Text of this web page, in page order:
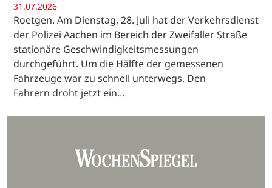
31.07.2026
Roetgen. Am Dienstag, 28. Juli hat der Verkehrsdienst
der Polizei Aachen im Bereich der Zweifaller Straße
stationäre Geschwindigkeitsmessungen
durchgeführt. Um die Hälfte der gemessenen
Fahrzeuge war zu schnell unterwegs. Den
Fahrern droht jetzt ein…